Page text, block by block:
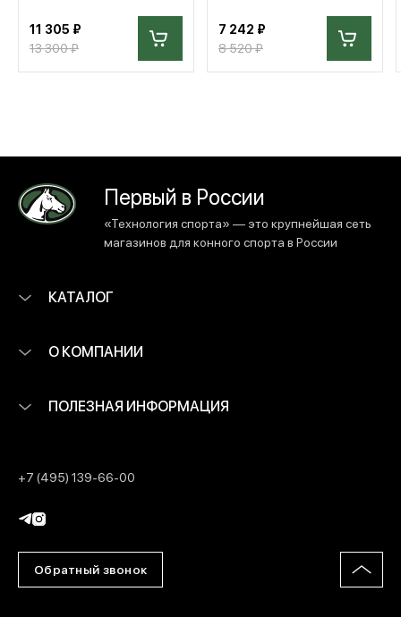
11 305 ₽
13 300 ₽
7 242 ₽
8 520 ₽
Первый в России
«Технология спорта» — это крупнейшая сеть
магазинов для конного спорта в России
КАТАЛОГ
О КОМПАНИИ
ПОЛЕЗНАЯ ИНФОРМАЦИЯ
+7 (495) 139-66-00
Обратный звонок